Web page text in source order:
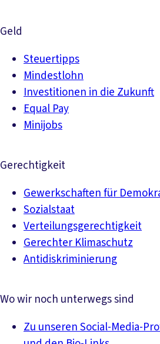
Geld
Steuertipps
Mindestlohn
Investitionen in die Zukunft
Equal Pay
Minijobs
Gerechtigkeit
Gewerkschaften für
Sozialstaat
Verteilungsgerechtigkeit
Gerechter Klimaschutz
Antidiskriminierung
Wo wir noch unterwegs sind
Zu unseren Social-Media-